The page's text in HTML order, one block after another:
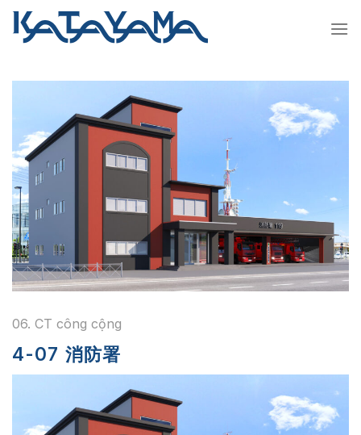
Chuyển
đến
06. CT công cộng
4-07 消防署